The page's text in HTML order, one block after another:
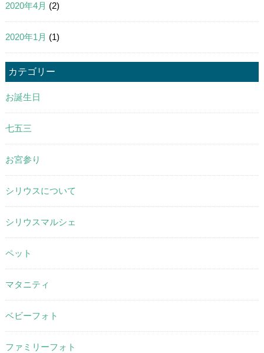
2020年4月 (2)
2020年1月 (1)
カテゴリー
お誕生日
七五三
お宮参り
シリウスについて
シリウスマルシェ
ペット
マタニティ
ベビーフォト
ファミリーフォト